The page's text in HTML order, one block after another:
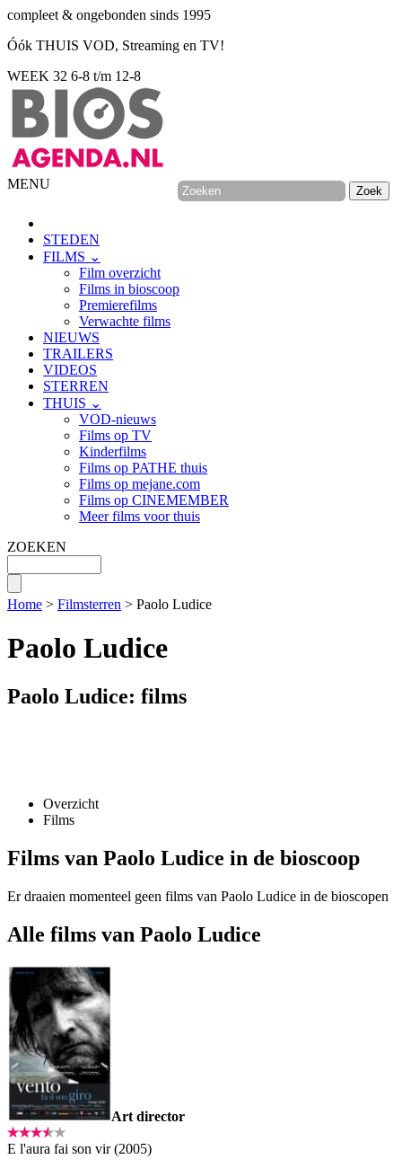
compleet & ongebonden sinds 1995
Óók THUIS VOD, Streaming en TV!
WEEK 32 6-8 t/m 12-8
MENU
STEDEN
FILMS ⌄
Film overzicht
Films in bioscoop
Premierefilms
Verwachte films
NIEUWS
TRAILERS
VIDEOS
STERREN
THUIS ⌄
VOD-nieuws
Films op TV
Kinderfilms
Films op PATHE thuis
Films op mejane.com
Films op CINEMEMBER
Meer films voor thuis
ZOEKEN
Home > Filmsterren > Paolo Ludice
Paolo Ludice
Paolo Ludice: films
Overzicht
Films
Films van Paolo Ludice in de bioscoop
Er draaien momenteel geen films van Paolo Ludice in de bioscopen
Alle films van Paolo Ludice
Art director
E l'aura fai son vir (2005)